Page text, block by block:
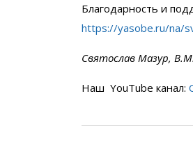
Благодарность и
https://yasobe.ru/na/
Святослав Мазур,
Наш YouTube канал: